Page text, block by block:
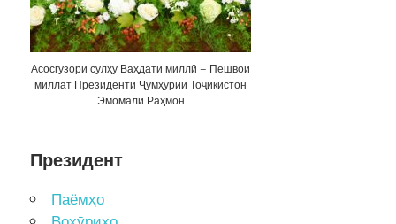
Асосгузори сулҳу Ваҳдати миллӣ – Пешвои
миллат Президенти Ҷумҳурии Тоҷикистон
Эмомалӣ Раҳмон
Президент
Паёмҳо